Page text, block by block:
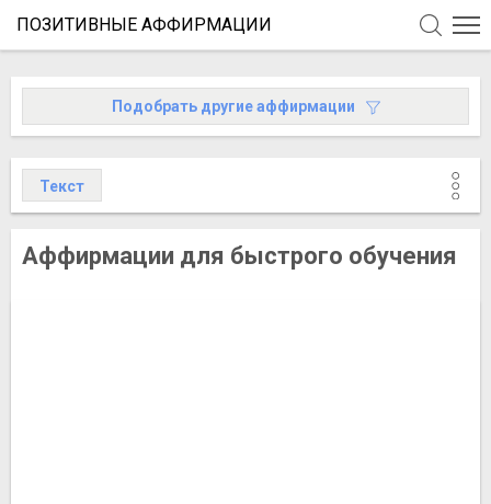
ПОЗИТИВНЫЕ АФФИРМАЦИИ
Подобрать другиеаффирмации
Текст
Аффирмации для быстрого обучения